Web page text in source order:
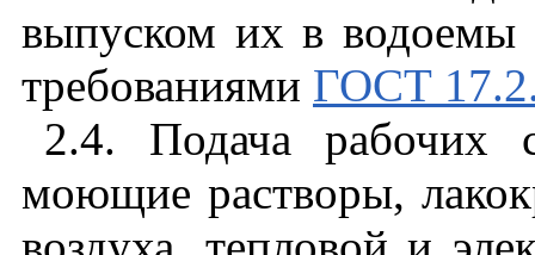
выпуском их в водоемы
требованиями ГОСТ
2.4. Подача рабочих
моющие растворы,